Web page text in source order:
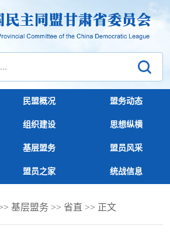
民盟概况 盟务动态
组织建设 思想纵横
基层盟务 盟员风采
盟员之家 统战信息
基层盟务 >> 省直 >> 正文